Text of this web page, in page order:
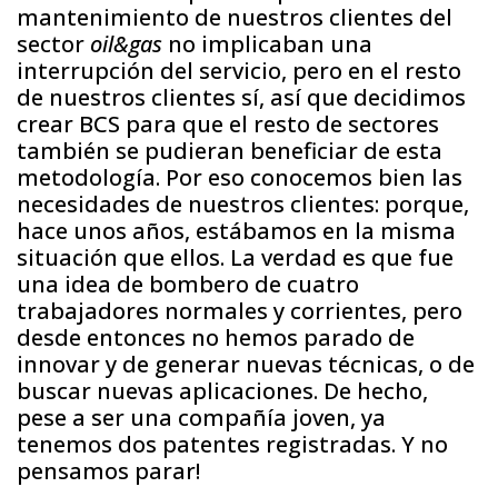
mantenimiento de nuestros clientes del
sector oil&gas no implicaban una
interrupción del servicio, pero en el resto
de nuestros clientes sí, así que decidimos
crear BCS para que el resto de sectores
también se pudieran beneficiar de esta
metodología. Por eso conocemos bien las
necesidades de nuestros clientes: porque,
hace unos años, estábamos en la misma
situación que ellos. La verdad es que fue
una idea de bombero de cuatro
trabajadores normales y corrientes, pero
desde entonces no hemos parado de
innovar y de generar nuevas técnicas, o de
buscar nuevas aplicaciones. De hecho,
pese a ser una compañía joven, ya
tenemos dos patentes registradas. Y no
pensamos parar!